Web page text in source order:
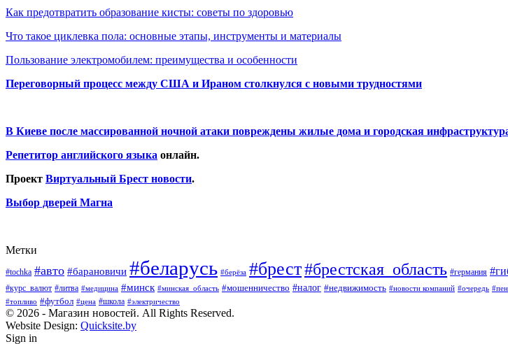
Как предотвратить образование кисты: советы по здоровью
Что такое циклевка пола: основные этапы, инструменты и материалы
Пользование электромобилем: преимущества и особенности
Переговорный процесс между США и Ираном столкнулся с новыми трудностями
В Киеве после массированной ночной атаки повреждены жилые дома и городская
Репетитор английского языка онлайн.
Проект Виртуальный Брест новости.
Выбор дверей Магна
Метки
#tochka #авто #барановичи #беларусь #берёза #брест#брестская_область #германия
#курс_валют #литва #медицина #минск #минская_область #мошенничество #налог #недвижимость #новости компаний #очередь
#топливо #футбол #цена #школа #электричество
© 2026 - Магазин новостей. All Rights Reserved.
Website Design: Quicksite.by
Sign in